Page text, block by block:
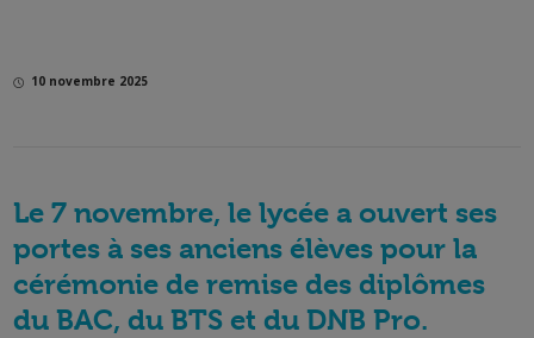
10 novembre 2025
Le 7 novembre, le lycée a ouvert ses
portes à ses anciens élèves pour la
cérémonie de remise des diplômes
du BAC, du BTS et du DNB Pro.